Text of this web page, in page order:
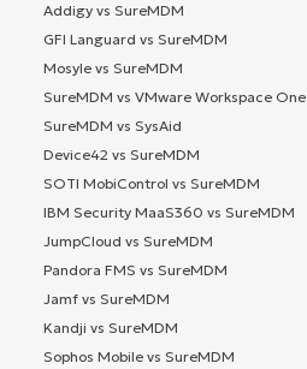
Addigy vs SureMDM
GFI Languard vs SureMDM
Mosyle vs SureMDM
SureMDM vs VMware Workspace One
SureMDM vs SysAid
Device42 vs SureMDM
SOTI MobiControl vs SureMDM
IBM Security MaaS360 vs SureMDM
JumpCloud vs SureMDM
Pandora FMS vs SureMDM
Jamf vs SureMDM
Kandji vs SureMDM
Sophos Mobile vs SureMDM